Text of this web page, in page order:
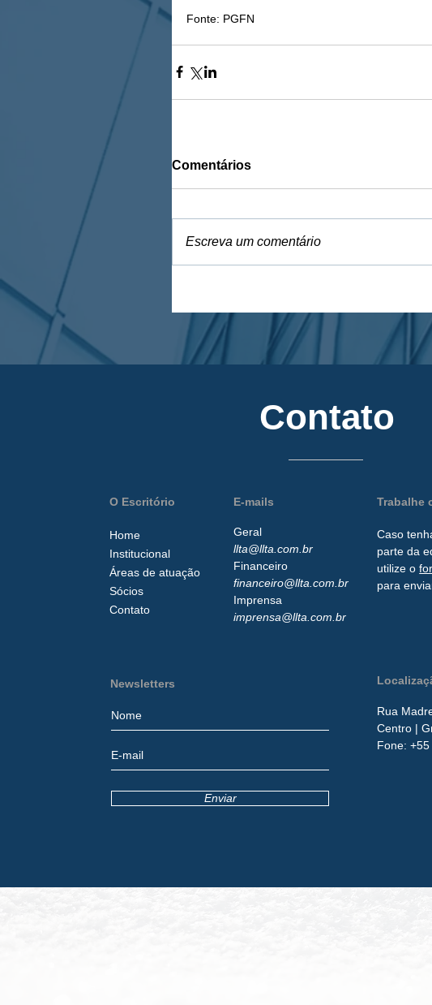
Fonte: PGFN
Comentários
Escreva um comentário
Contato
O Escritório
Home
Institucional
Áreas de atuação
Sócios
Contato
E-mails
Geral
llta@llta.com.br
Financeiro
financeiro@llta.com.br
Imprensa
imprensa@llta.com.br
Trabalhe
Caso
parte da
utilize o
para
Enviar
Newsletters
Rua
Centro |
​Fone: